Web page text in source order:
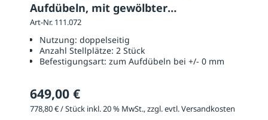
Aufdübeln, mit gewölbter
Bodenabdeckplatte
Art-Nr. 111.072
Nutzung: doppelseitig
Anzahl Stellplätze: 2 Stück
Befestigungsart: zum Aufdübeln bei +/- 0 mm
649,00 €
778,80 € / Stück inkl. 20 % MwSt., zzgl. evtl. Versandkosten